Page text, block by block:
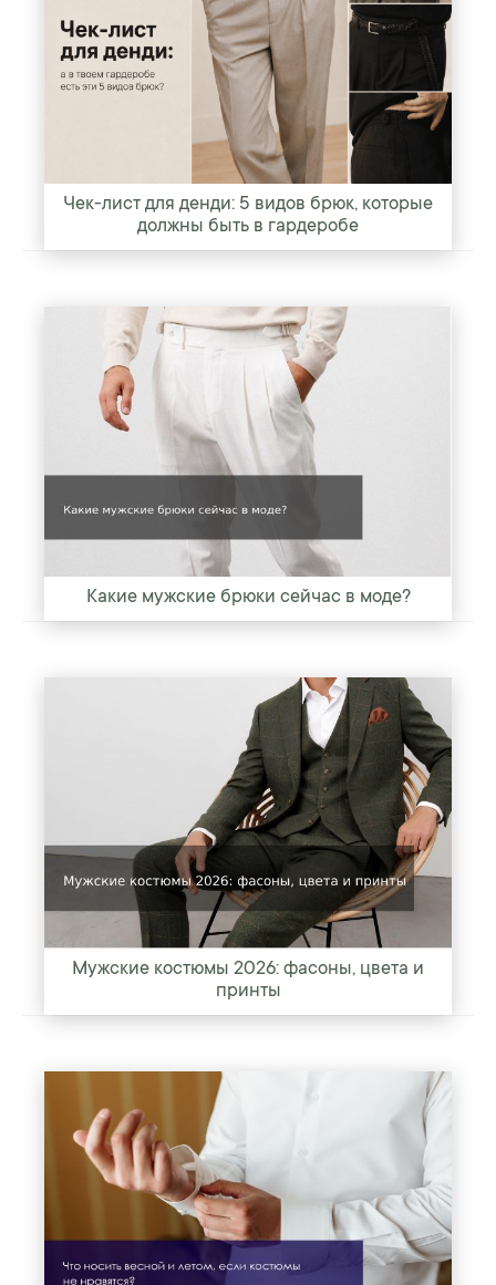
Чек-лист для денди: 5 видов брюк, которые
должны быть в гардеробе
Какие мужские брюки сейчас в моде?
Мужские костюмы 2026: фасоны, цвета и
принты